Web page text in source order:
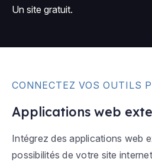
Un site gratuit.
CONNECTEZ VOS OUTILS
Applications web
Intégrez des applications web
possibilités de votre site